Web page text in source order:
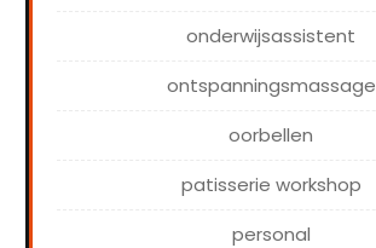
onderwijsassistent
ontspanningsmassage
oorbellen
patisserie workshop
personal